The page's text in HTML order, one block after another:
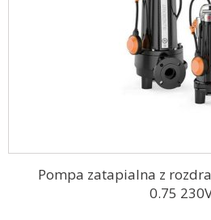
Pompa zatapialna z
0.75